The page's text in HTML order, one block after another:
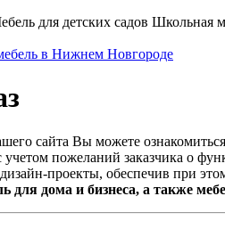
для детских садов Школьная
в Нижнем Новгороде
сайта Вы можете
пожеланий заказчика о
проекты, обеспечив при
для дома и бизнеса, а также